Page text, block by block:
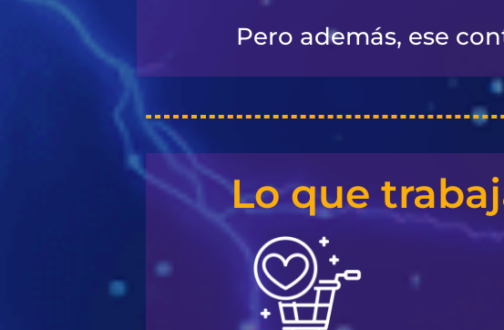
Pero además, ese
Lo que